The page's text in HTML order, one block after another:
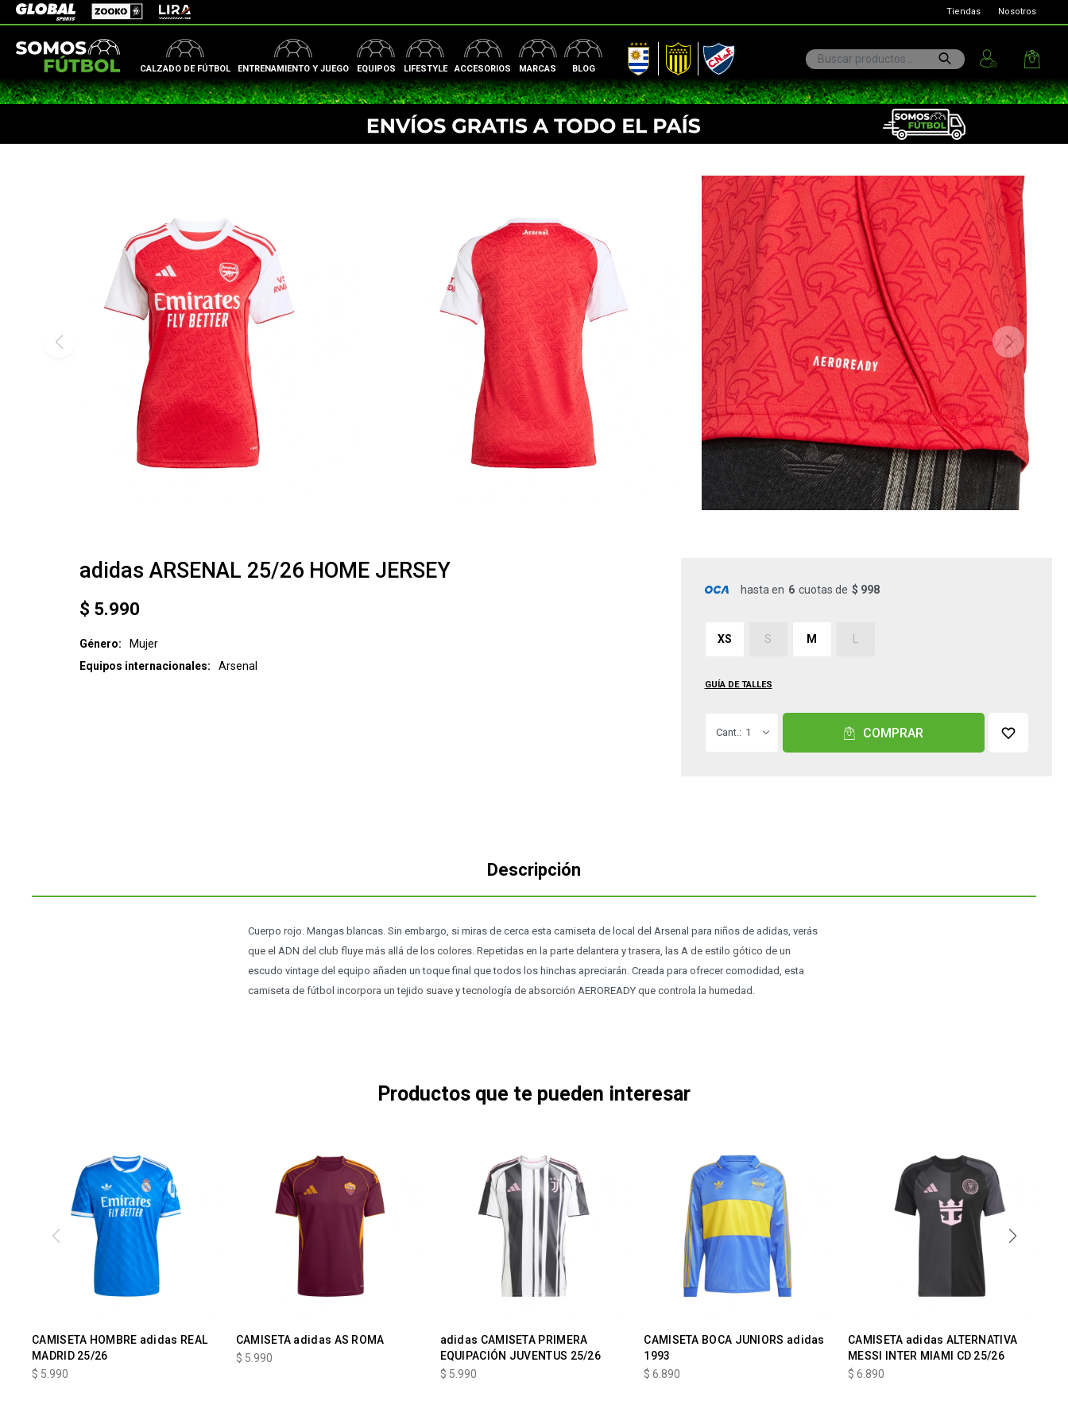
CALZADO DE FÚTBOL ENTRENAMIENTO Y JUEGO EQUIPOS LIFESTYLE ACCESORIOS MARCAS BLOG
AUF Peñarol Nacional
Global Sports Zooko Lira Tiendas Nosotros
adidas ARSENAL 25/26 HOME JERSEY
$ 5.990
Género
Mujer
Equipos internacionales
Arsenal
hasta en 6 cuotas de $ 998
XS S M L
GUÍA DE TALLES
1 COMPRAR
Descripción
Cuerpo rojo. Mangas blancas. Sin embargo, si miras de cerca esta camiseta de local del Arsenal para niños de adidas, verás
que el ADN del club fluye más allá de los colores. Repetidas en la parte delantera y trasera, las A de estilo gótico de un
escudo vintage del equipo añaden un toque final que todos los hinchas apreciarán. Creada para ofrecer comodidad, esta
camiseta de fútbol incorpora un tejido suave y tecnología de absorción AEROREADY que controla la humedad.
Productos que te pueden interesar
CAMISETA HOMBRE adidas REAL
MADRID 25/26
$ 5.990
CAMISETA adidas AS ROMA
$ 5.990
adidas CAMISETA PRIMERA
EQUIPACIÓN JUVENTUS 25/26
$ 5.990
CAMISETA BOCA JUNIORS adidas
1993
$ 6.890
CAMISETA adidas ALTERNATIVA
MESSI INTER MIAMI CD 25/26
$ 6.890